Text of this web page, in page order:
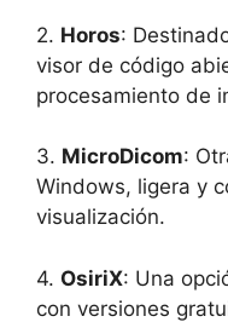
2. Horos:
visor de código
procesamiento de
3. MicroDicom:
Windows, ligera y
visualización.
4. OsiriX: Una
con versiones